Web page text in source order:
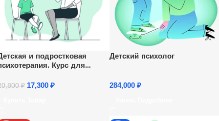
и подростковая
Курс для
₽ 17,300 ₽
Детский психолог
284,000 ₽